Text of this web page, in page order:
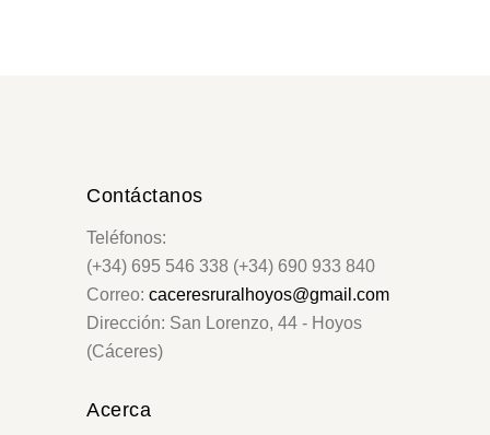
Contáctanos
Teléfonos:
(+34) 695 546 338 (+34) 690 933 840
Correo: caceresruralhoyos@gmail.com
Dirección: San Lorenzo, 44 - Hoyos
(Cáceres)
Acerca